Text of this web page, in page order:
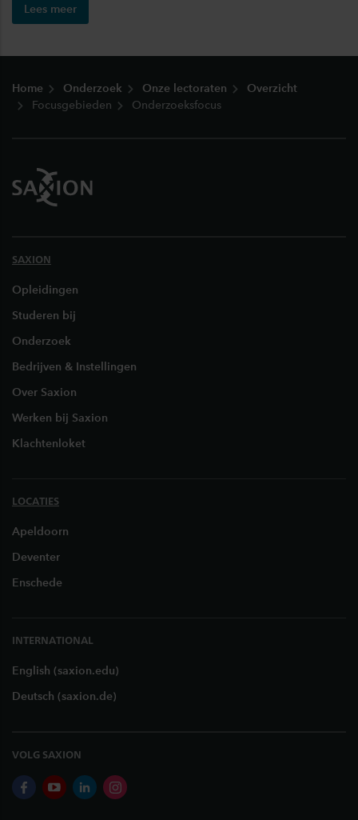
Lees meer
Home Onderzoek Onze lectoraten
Overzicht
Focusgebieden
Onderzoeksfocus
SAXION
Opleidingen
Studeren bij
Onderzoek
Bedrijven & Instellingen
Over Saxion
Werken bij Saxion
Klachtenloket
LOCATIES
Apeldoorn
Deventer
Enschede
INTERNATIONAL
English (saxion.edu)
Deutsch (saxion.de)
VOLG SAXION
facebookyoutubelinkedininstagram